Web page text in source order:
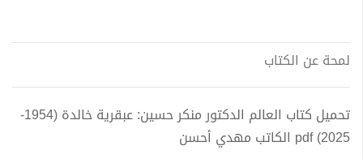
لمحة عن الكتاب
تحميل كتاب العالم الدكتور منكر حسين: عبقرية خالدة (1954-
2025) pdf الكاتب مهدي أحسن